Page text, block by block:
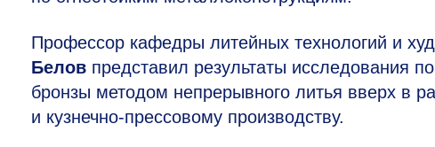
Профессор кафедры литейных технологий и
Белов представил результаты исследования
бронзы методом непрерывного литья вверх в
и кузнечно-прессовому производству.